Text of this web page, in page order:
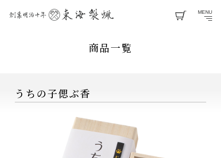
MENU
商品一覧
うちの子偲ぶ香